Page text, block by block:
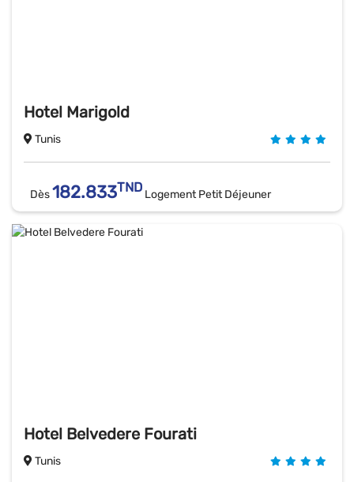
Hotel Marigold
Tunis
Dès182.833TND Logement Petit Déjeuner
Hotel Belvedere Fourati
Tunis